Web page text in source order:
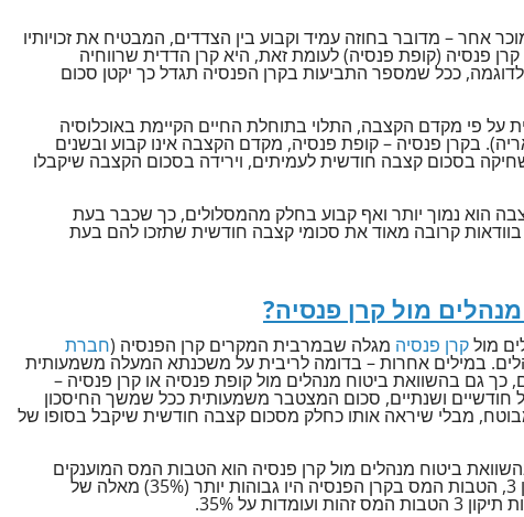
אחר – מדובר בחוזה עמיד וקבוע בין הצדדים, המבטיח את זכויותיו
פנסיה (קופת פנסיה) לעומת זאת, היא קרן הדדית שרווחיה
ככל שמספר התביעות בקרן הפנסיה תגדל כך יקטן סכום
פי מקדם הקצבה, התלוי בתוחלת החיים הקיימת באוכלוסיה
בקרן פנסיה – קופת פנסיה, מקדם הקצבה אינו קבוע ובשנים
בסכום קצבה חודשית לעמיתים, וירידה בסכום הקצבה שיקבלו
הוא נמוך יותר ואף קבוע בחלק מהמסלולים, כך שכבר בעת
קרובה מאוד את סכומי קצבה חודשית שתזכו להם בעת
מול קרן פנסיה?
מולקרן פנסיה מגלה שבמרבית המקרים קרן הפנסיה (חברת
במילים אחרות – בדומה לריבית על משכנתא המעלה משמעותית
גם בהשוואת ביטוח מנהלים מול קופת פנסיה או קרן פנסיה –
חודשיים ושנתיים, סכום המצטבר משמעותית ככל שמשך החיסכון
מבלי שיראה אותו כחלק מסכום קצבה חודשית שיקבל בסופו של
ביטוח מנהלים מול קרן פנסיה הוא הטבות המס המוענקים
למפקידים בשני סוגי המכשירים. עד תיקון 3, הטבות המס בקרן הפנסיה היו גבוהות יותר (35%) מאלה של